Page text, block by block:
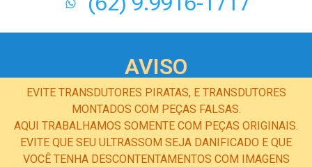
AVISO
EVITE TRANSDUTORES PIRATAS, E TRANSDUTORES
MONTADOS COM PEÇAS FALSAS.
AQUI TRABALHAMOS SOMENTE COM PEÇAS ORIGINAIS.
EVITE QUE SEU ULTRASSOM SEJA DANIFICADO E QUE
VOCÊ TENHA DESCONTENTAMENTOS COM IMAGENS